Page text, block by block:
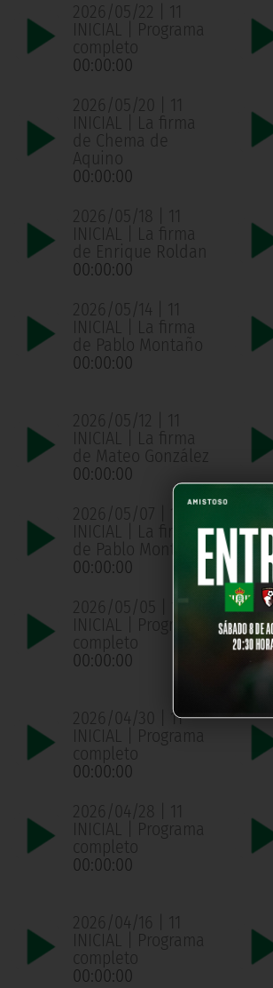
2026/05/22 | 11
INICIAL | Programa
completo
00:00:00
2026/05/20 | 11
INICIAL | La firma
de Chema de
Aquino
00:00:00
2026/05/18 | 11
INICIAL | La firma
de Enrique Roldan
00:00:00
2026/05/14 | 11
INICIAL | La firma
de Pablo Montaño
00:00:00
2026/05/12 | 11
INICIAL | La firma
de Mateo González
00:00:00
2026/05/07 | 11
INICIAL | La firma
de Pablo Montaño
00:00:00
2026/05/05 | 11
INICIAL | Programa
completo
00:00:00
2026/04/30 | 11
INICIAL | Programa
completo
00:00:00
2026/04/28 | 11
INICIAL | Programa
completo
00:00:00
2026/04/16 | 11
INICIAL | Programa
completo
00:00:00